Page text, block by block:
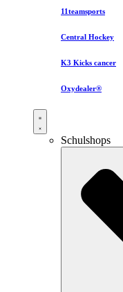
11teamsports
Central Hockey
K3 Kicks cancer
Oxydealer®
Schulshops